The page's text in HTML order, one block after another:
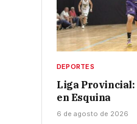
DEPORTES
Liga
en Esquina
6 de agosto de 2026